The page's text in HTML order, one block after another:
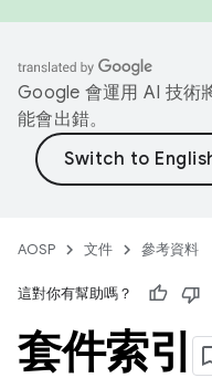
Google 會運用 AI 技術
能會出錯。
AOSP 文件 參考資料
這對你有幫助嗎？
套件索引